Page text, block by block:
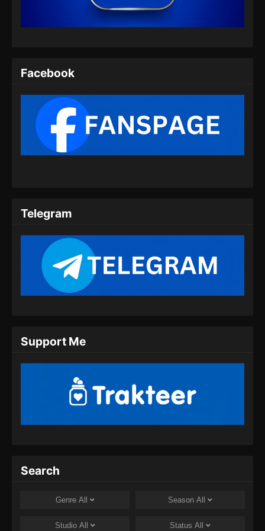
Eps 32 - Supreme Sword God Episode 32
Subtitle Indonesia - Juli 14, 2024
Subtitle Indonesia - Juli 18, 2024
Supreme Sword God Episode 34 Subtitle
Indonesia
Supreme Sword God Episode 36 Subtitle
Indonesia
Supreme Sword God Episode 38 Subtitle
Eps 38 - Supreme Sword God Episode 38
Facebook
Telegram
Support Me
Search
Genre All Season All
Studio All Status All